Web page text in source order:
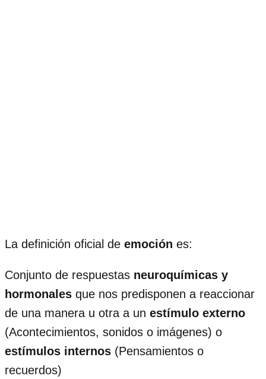
La definición oficial de emoción es:
Conjunto de respuestas neuroquímicas y
hormonales que nos predisponen a reaccionar
de una manera u otra a un estímulo externo
(Acontecimientos, sonidos o imágenes) o
estímulos internos (Pensamientos o
recuerdos)